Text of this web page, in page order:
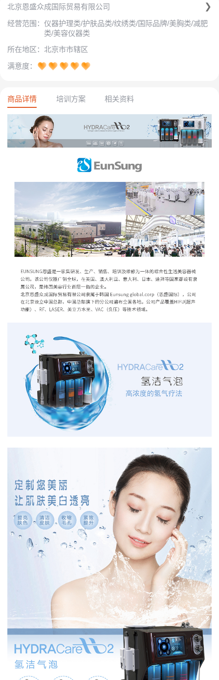
北京恩盛众成国际贸易有限公司
经营范围： 仪器护理类/护肤品类/纹绣类/国际品牌/美胸类/减肥
类/美容仪器类
所在地区： 北京市市辖区
满意度：
商品详情 培训方案 相关资料